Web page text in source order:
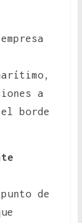
a
borde
de